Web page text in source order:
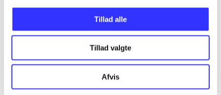
Tillad alle
Tillad valgte
Afvis
Minder om